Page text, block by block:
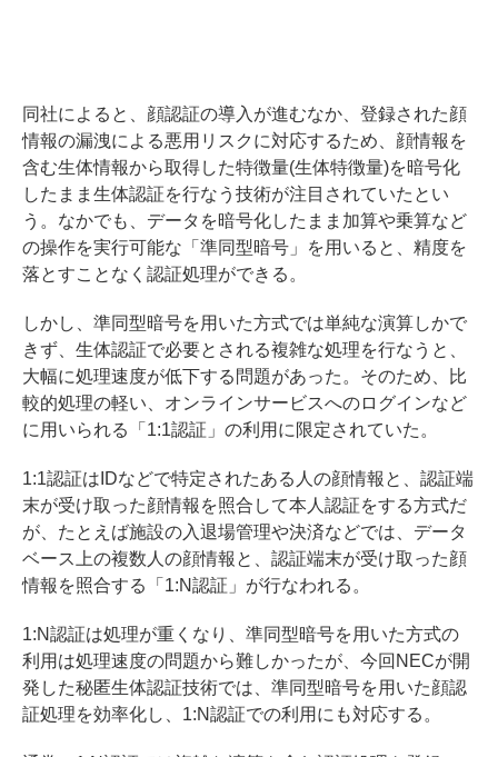
同社によると、顔認証の導入が進むなか、登録された顔
情報の漏洩による悪用リスクに対応するため、顔情報を
含む生体情報から取得した特徴量(生体特徴量)を暗号化
したまま生体認証を行なう技術が注目されていたとい
う。なかでも、データを暗号化したまま加算や乗算など
の操作を実行可能な「準同型暗号」を用いると、精度を
落とすことなく認証処理ができる。
しかし、準同型暗号を用いた方式では単純な演算しかで
きず、生体認証で必要とされる複雑な処理を行なうと、
大幅に処理速度が低下する問題があった。そのため、比
較的処理の軽い、オンラインサービスへのログインなど
に用いられる「1:1認証」の利用に限定されていた。
1:1認証はIDなどで特定されたある人の顔情報と、認証端
末が受け取った顔情報を照合して本人認証をする方式だ
が、たとえば施設の入退場管理や決済などでは、データ
ベース上の複数人の顔情報と、認証端末が受け取った顔
情報を照合する「1:N認証」が行なわれる。
1:N認証は処理が重くなり、準同型暗号を用いた方式の
利用は処理速度の問題から難しかったが、今回NECが開
発した秘匿生体認証技術では、準同型暗号を用いた顔認
証処理を効率化し、1:N認証での利用にも対応する。